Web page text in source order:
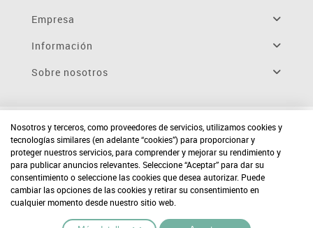
Empresa
Información
Sobre nosotros
Nosotros y terceros, como proveedores de servicios, utilizamos cookies y
tecnologías similares (en adelante “cookies”) para proporcionar y
proteger nuestros servicios, para comprender y mejorar su rendimiento y
para publicar anuncios relevantes. Seleccione “Aceptar” para dar su
consentimiento o seleccione las cookies que desea autorizar. Puede
cambiar las opciones de las cookies y retirar su consentimiento en
cualquier momento desde nuestro sitio web.